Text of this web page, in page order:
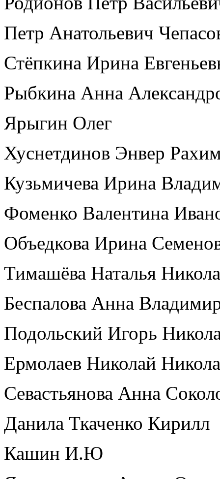
Петр Анатольевич
Стёпкина Ирина
Рыбкина Анна
Ярыгин Олег
Хуснетдинов Энвер
Кузьмичева Ирина
Фоменко Валентина
Объедкова Ирина
Тимашёва Наталья
Беспалова Анна
Подольский Игорь
Ермолаев Николай
Севастьянова Анна
Данила Ткаченко Кирилл
Кашин И.Ю